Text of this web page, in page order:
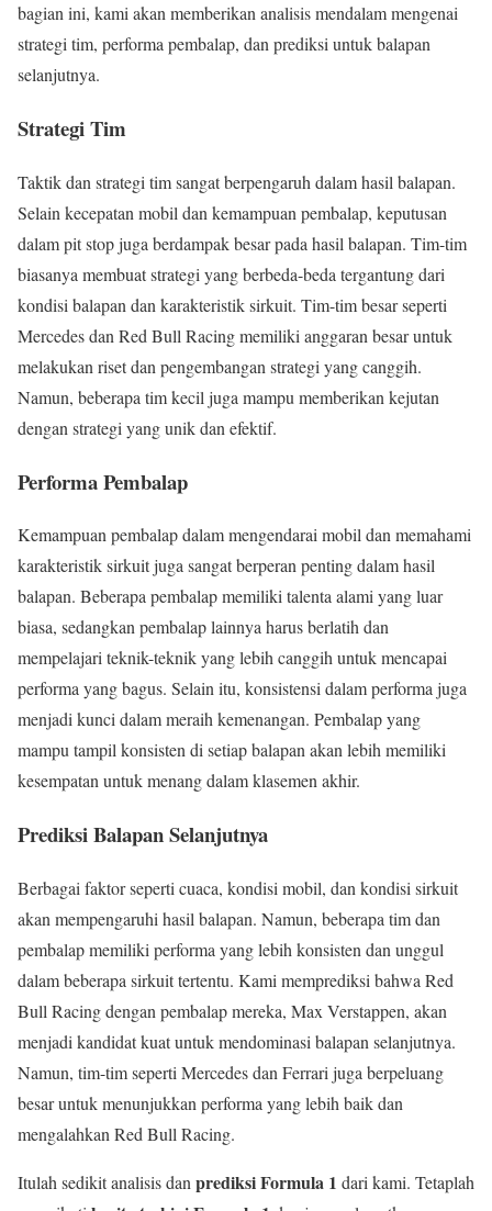
bagian ini, kami akan memberikan analisis mendalam mengenai
strategi tim, performa pembalap, dan prediksi untuk balapan
selanjutnya.
Strategi Tim
Taktik dan strategi tim sangat berpengaruh dalam hasil balapan.
Selain kecepatan mobil dan kemampuan pembalap, keputusan
dalam pit stop juga berdampak besar pada hasil balapan. Tim-tim
biasanya membuat strategi yang berbeda-beda tergantung dari
kondisi balapan dan karakteristik sirkuit. Tim-tim besar seperti
Mercedes dan Red Bull Racing memiliki anggaran besar untuk
melakukan riset dan pengembangan strategi yang canggih.
Namun, beberapa tim kecil juga mampu memberikan kejutan
dengan strategi yang unik dan efektif.
Performa Pembalap
Kemampuan pembalap dalam mengendarai mobil dan memahami
karakteristik sirkuit juga sangat berperan penting dalam hasil
balapan. Beberapa pembalap memiliki talenta alami yang luar
biasa, sedangkan pembalap lainnya harus berlatih dan
mempelajari teknik-teknik yang lebih canggih untuk mencapai
performa yang bagus. Selain itu, konsistensi dalam performa juga
menjadi kunci dalam meraih kemenangan. Pembalap yang
mampu tampil konsisten di setiap balapan akan lebih memiliki
kesempatan untuk menang dalam klasemen akhir.
Prediksi Balapan Selanjutnya
Berbagai faktor seperti cuaca, kondisi mobil, dan kondisi sirkuit
akan mempengaruhi hasil balapan. Namun, beberapa tim dan
pembalap memiliki performa yang lebih konsisten dan unggul
dalam beberapa sirkuit tertentu. Kami memprediksi bahwa Red
Bull Racing dengan pembalap mereka, Max Verstappen, akan
menjadi kandidat kuat untuk mendominasi balapan selanjutnya.
Namun, tim-tim seperti Mercedes dan Ferrari juga berpeluang
besar untuk menunjukkan performa yang lebih baik dan
mengalahkan Red Bull Racing.
Itulah sedikit analisis dan prediksi Formula 1 dari kami. Tetaplah